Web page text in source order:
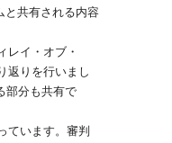
と共有される内容
イ・オブ・
返りを行いまし
部分も共有で
ています。審判